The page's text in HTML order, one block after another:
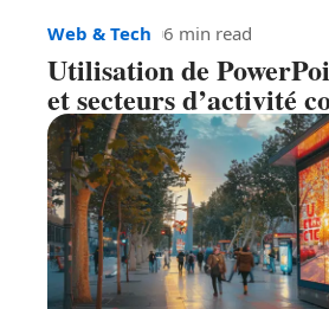
Web & Tech 6 min read
Utilisation de
et secteurs d’activité